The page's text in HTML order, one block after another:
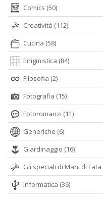
Comics (50)
Creatività (112)
Cucina (58)
Enigmistica (84)
Filosofia (2)
Fotografia (15)
Fotoromanzi (11)
Generiche (6)
Giardinaggio (16)
Gli speciali di Mani di Fata
Informatica (36)